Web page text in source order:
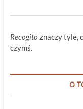
Recogito znaczy tyle,
czymś.
O